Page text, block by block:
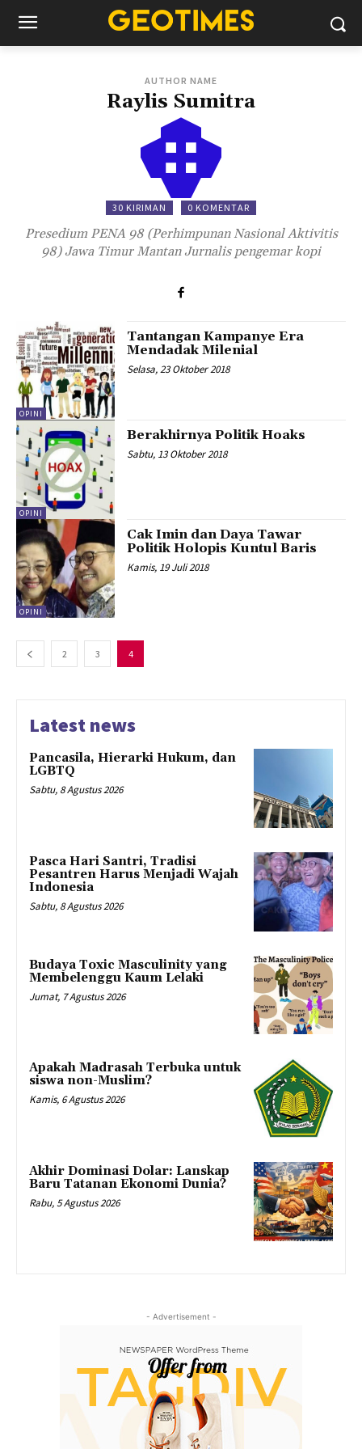
AUTHOR NAME
Raylis Sumitra
30 KIRIMAN 0 KOMENTAR
Presedium PENA 98 (Perhimpunan Nasional Aktivitis
98) Jawa Timur Mantan Jurnalis pengemar kopi
OPINI
Tantangan Kampanye Era
Mendadak Milenial
Selasa, 23 Oktober 2018
OPINI
Berakhirnya Politik Hoaks
Sabtu, 13 Oktober 2018
OPINI
Cak Imin dan Daya Tawar
Politik Holopis Kuntul Baris
Kamis, 19 Juli 2018
2 3 4
Latest news
Pancasila, Hierarki Hukum, dan
LGBTQ
Sabtu, 8 Agustus 2026
Pasca Hari Santri, Tradisi
Pesantren Harus Menjadi Wajah
Indonesia
Sabtu, 8 Agustus 2026
Budaya Toxic Masculinity yang
Membelenggu Kaum Lelaki
Jumat, 7 Agustus 2026
Apakah Madrasah Terbuka untuk
siswa non-Muslim?
Kamis, 6 Agustus 2026
Akhir Dominasi Dolar: Lanskap
Baru Tatanan Ekonomi Dunia?
Rabu, 5 Agustus 2026
- Advertisement -